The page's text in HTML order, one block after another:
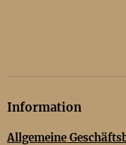
Information
Allgemeine